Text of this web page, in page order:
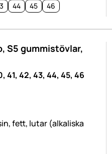
44 45 46
S5 gummistövlar,
41, 42, 43, 44, 45, 46
fett, lutar (alkaliska